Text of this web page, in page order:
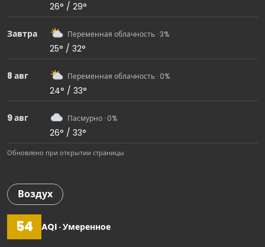
26° / 29°
Завтра Переменная облачность · 3%
25° / 32°
8 авг Переменная облачность · 0%
24° / 33°
9 авг Пасмурно · 0%
26° / 33°
Обновлено при открытии страницы
Воздух
54 AQI · Умеренное